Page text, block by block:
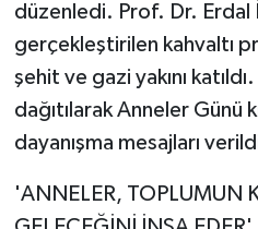
düzenledi. Prof. Dr. Erdal
gerçekleştirilen kahvaltı
şehit ve gazi yakını
dağıtılarak Anneler Günü
dayanışma mesajları
'ANNELER, TOPLUMUN